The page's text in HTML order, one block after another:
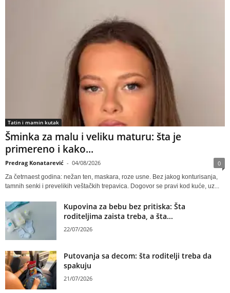
Tatin i mamin kutak
Šminka za malu i veliku maturu: šta je
primereno i kako...
Predrag Konatarević - 04/08/2026 0
Za četrnaest godina: nežan ten, maskara, roze usne. Bez jakog konturisanja,
tamnih senki i prevelikih veštačkih trepavica. Dogovor se pravi kod kuće, uz...
Kupovina za bebu bez pritiska: Šta
roditeljima zaista treba, a šta...
22/07/2026
Putovanja sa decom: šta roditelji treba da
spakuju
21/07/2026